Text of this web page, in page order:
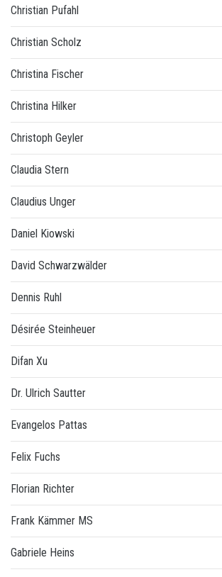
Christian Pufahl
Christian Scholz
Christina Fischer
Christina Hilker
Christoph Geyler
Claudia Stern
Claudius Unger
Daniel Kiowski
David Schwarzwälder
Dennis Ruhl
Désirée Steinheuer
Difan Xu
Dr. Ulrich Sautter
Evangelos Pattas
Felix Fuchs
Florian Richter
Frank Kämmer MS
Gabriele Heins